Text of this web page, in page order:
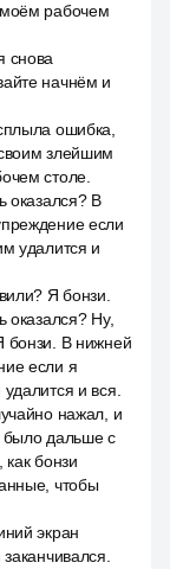
рабочем
снова
начнём и
ошибка,
злейшим
столе.
оказался? В
если
удалится и
Я бонзи.
оказался? Ну,
бонзи. В нижней
если я
и вся.
нажал, и
дальше с
как бонзи
чтобы
экран